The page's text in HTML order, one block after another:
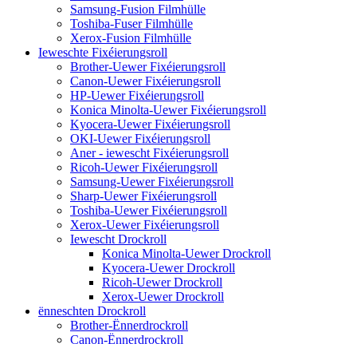
Samsung-Fusion Filmhülle
Toshiba-Fuser Filmhülle
Xerox-Fusion Filmhülle
Ieweschte Fixéierungsroll
Brother-Uewer Fixéierungsroll
Canon-Uewer Fixéierungsroll
HP-Uewer Fixéierungsroll
Konica Minolta-Uewer Fixéierungsroll
Kyocera-Uewer Fixéierungsroll
OKI-Uewer Fixéierungsroll
Aner - iewescht Fixéierungsroll
Ricoh-Uewer Fixéierungsroll
Samsung-Uewer Fixéierungsroll
Sharp-Uewer Fixéierungsroll
Toshiba-Uewer Fixéierungsroll
Xerox-Uewer Fixéierungsroll
Iewescht Drockroll
Konica Minolta-Uewer Drockroll
Kyocera-Uewer Drockroll
Ricoh-Uewer Drockroll
Xerox-Uewer Drockroll
ënneschten Drockroll
Brother-Ënnerdrockroll
Canon-Ënnerdrockroll